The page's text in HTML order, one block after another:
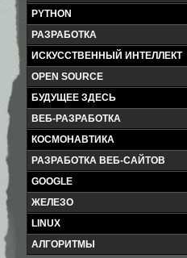
PYTHON
РАЗРАБОТКА
ИСКУССТВЕННЫЙ ИНТЕЛЛЕКТ
OPEN SOURCE
БУДУЩЕЕ ЗДЕСЬ
ВЕБ-РАЗРАБОТКА
КОСМОНАВТИКА
РАЗРАБОТКА ВЕБ-САЙТОВ
GOOGLE
ЖЕЛЕЗО
LINUX
АЛГОРИТМЫ